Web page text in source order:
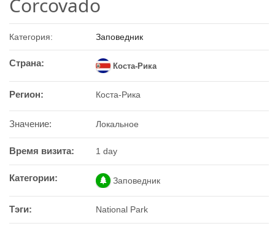
Corcovado
Категория: Заповедник
Страна: Коста-Рика
Регион: Коста-Рика
Значение: Локальное
Время визита: 1 day
Категории: Заповедник
Тэги: National Park